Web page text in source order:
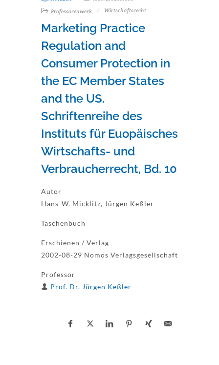
Professorenwerk
Wirtschaftsrecht
Marketing Practice
Regulation and
Consumer Protection in
the EC Member States
and the US.
Schriftenreihe des
Instituts für Euopäisches
Wirtschafts- und
Verbraucherrecht, Bd. 10
Autor
Hans-W. Micklitz, Jürgen Keßler
Taschenbuch
Erschienen / Verlag
2002-08-29 Nomos Verlagsgesellschaft
Professor
Prof. Dr. Jürgen Keßler